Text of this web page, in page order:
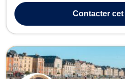
mariage et au divorce. Elle vous
de régime matrimon...Contactercet